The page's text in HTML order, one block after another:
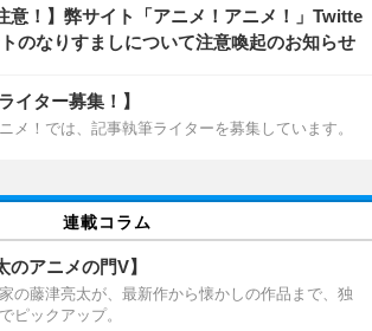
意！】弊サイト「アニメ！アニメ！」Twitte
のなりすましについて注意喚起のお知らせ
イター募集！】
メ！では、記事執筆ライターを募集しています。
連載コラム
のアニメの門V】
の藤津亮太が、最新作から懐かしの作品まで、独
ピックアップ。